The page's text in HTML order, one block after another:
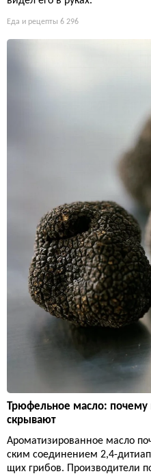
Еда и рецепты 6 296
Трюфельное масло: почему
скрывают
Ароматизированное масло
ским соединением 2,4-
щих грибов. Производители